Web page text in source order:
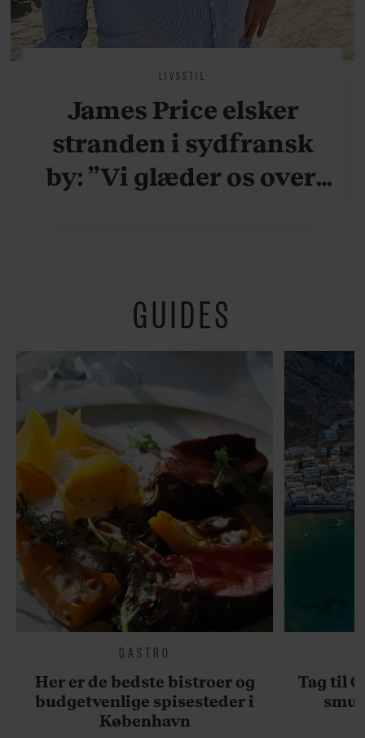
LIVSSTIL
James Price elsker
stranden i sydfransk
by: ”Vi glæder os over,
fredeligt”
GUIDES
GASTRO
Her er de bedste bistroer og
budgetvenlige spisesteder i
København
Tag til